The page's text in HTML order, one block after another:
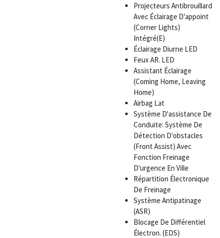
Projecteurs Antibrouillard
Avec Éclairage D'appoint
(Corner Lights)
Intégré(E)
Éclairage Diurne LED
Feux AR. LED
Assistant Éclairage
(Coming Home, Leaving
Home)
Airbag Lat
Système D'assistance De
Conduite: Système De
Détection D'obstacles
(Front Assist) Avec
Fonction Freinage
D'urgence En Ville
Répartition Électronique
De Freinage
Système Antipatinage
(ASR)
Blocage De Différentiel
Électron. (EDS)